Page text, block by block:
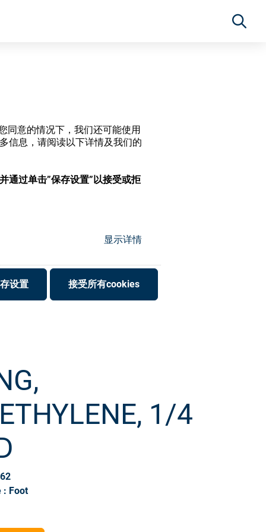
同意的情况下，我们还可能使用
信息，请阅读以下详情及我们的
通过单击”保存设置”以接受或拒
显示详情
设置 接受所有cookies
1/4
: Foot